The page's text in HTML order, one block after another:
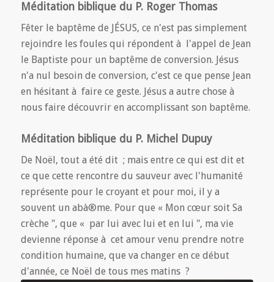
Méditation biblique du P. Roger Thomas
Fêter le baptême de JÉSUS, ce n'est pas simplement
rejoindre les foules qui répondent à l'appel de Jean
le Baptiste pour un baptême de conversion. Jésus
n'a nul besoin de conversion, c'est ce que pense Jean
en hésitant à faire ce geste. Jésus a autre chose à
nous faire découvrir en accomplissant son baptême.
Méditation biblique du P. Michel Dupuy
De Noël, tout a été dit ; mais entre ce qui est dit et
ce que cette rencontre du sauveur avec l'humanité
représente pour le croyant et pour moi, il y a
souvent un abà®me. Pour que « Mon cœur soit Sa
crèche ", que « par lui avec lui et en lui ", ma vie
devienne réponse à cet amour venu prendre notre
condition humaine, que va changer en ce début
d'année, ce Noël de tous mes matins ?